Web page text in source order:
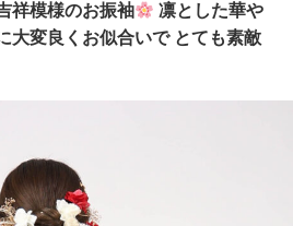
祥模様のお振袖
凛とした華や
大変良くお似合いで とても素敵